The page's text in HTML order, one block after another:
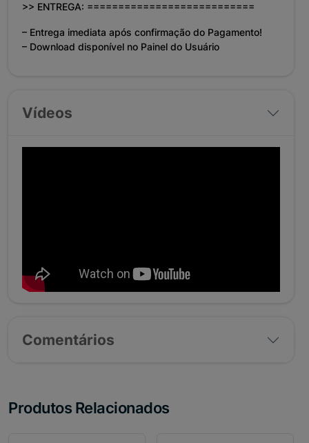
>> ENTREGA: ===========================
– Entrega imediata após confirmação do Pagamento!
– Download disponível no Painel do Usuário
Vídeos
Comentários
Produtos Relacionados